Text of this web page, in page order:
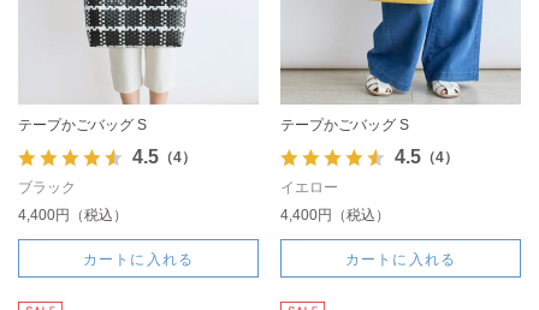
テープかごバッグ S
4.5（4）
ブラック
4,400円（税込）
カートに入れる
テープかごバッグ S
4.5（4）
イエロー
4,400円（税込）
カートに入れる